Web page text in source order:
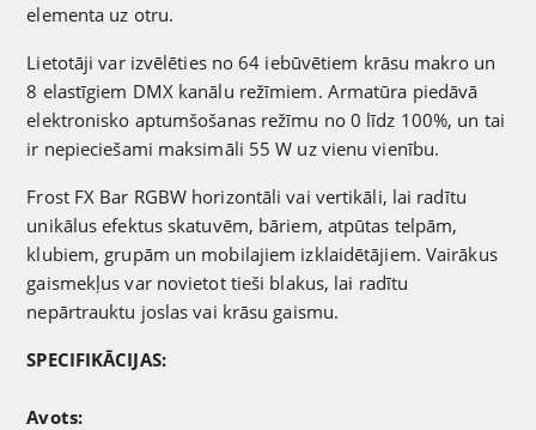
elementa uz otru.
Lietotāji var izvēlēties no 64 iebūvētiem krāsu makro un
8 elastīgiem DMX kanālu režīmiem. Armatūra piedāvā
elektronisko aptumšošanas režīmu no 0 līdz 100%, un tai
ir nepieciešami maksimāli 55 W uz vienu vienību.
Frost FX Bar RGBW horizontāli vai vertikāli, lai radītu
unikālus efektus skatuvēm, bāriem, atpūtas telpām,
klubiem, grupām un mobilajiem izklaidētājiem. Vairākus
gaismekļus var novietot tieši blakus, lai radītu
nepārtrauktu joslas vai krāsu gaismu.
SPECIFIKĀCIJAS:
Avots: